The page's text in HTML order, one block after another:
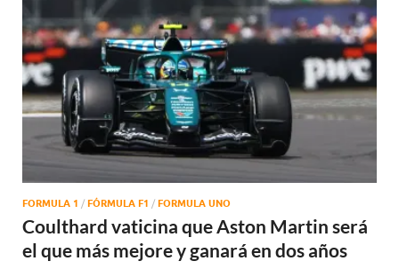
FORMULA 1 / FÓRMULA F1 / FORMULA UNO
Coulthard vaticina que Aston Martin será
el que más mejore y ganará en dos años